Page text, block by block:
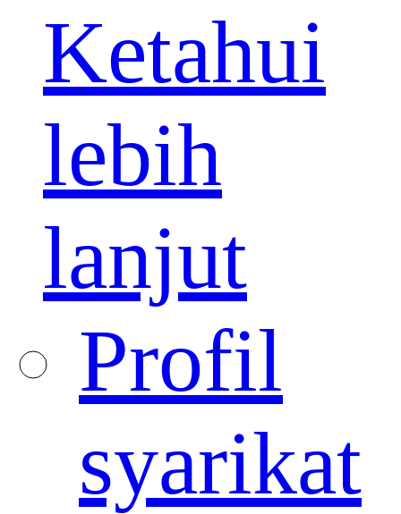
Ketahui
lebih
lanjut
Profil
syarikat